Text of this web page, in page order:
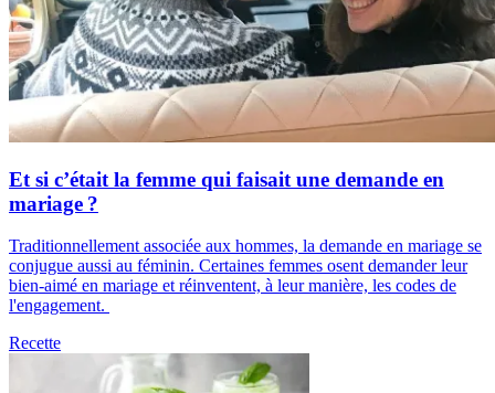
Et si c’était la femme qui faisait une demande en
mariage ?
Traditionnellement associée aux hommes, la demande en mariage se
conjugue aussi au féminin. Certaines femmes osent demander leur
bien-aimé en mariage et réinventent, à leur manière, les codes de
l'engagement.
Recette